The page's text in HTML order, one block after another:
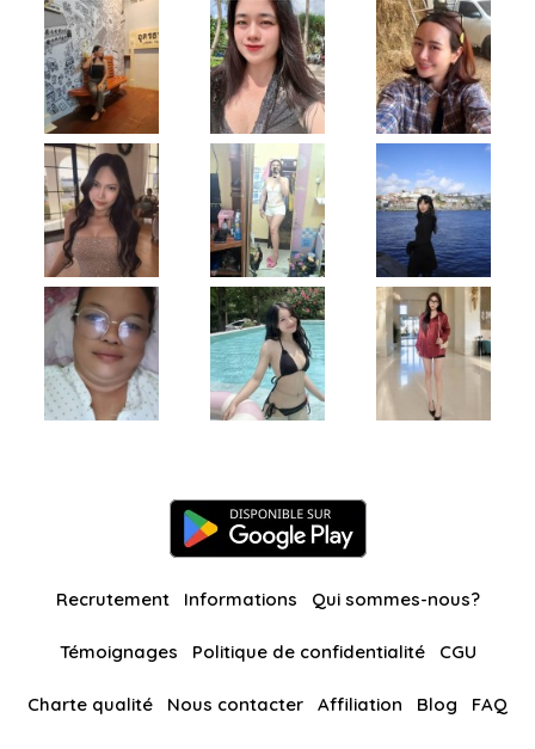
Recrutement Informations Qui sommes-nous?
Témoignages Politique de confidentialité CGU
Charte qualité Nous contacter Affiliation Blog FAQ